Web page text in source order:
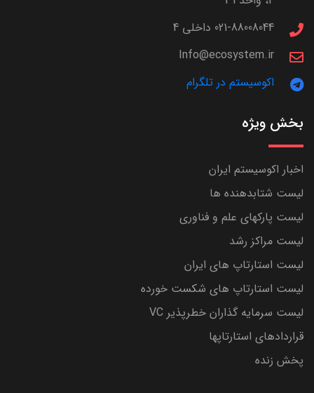
021-88008044 داخلی 4
Info@ecosystem.ir
اکوسیستم در تلگرام
بخش ویژه
اخبار اکوسیستم ایران
لیست شتابدهنده ها
لیست پارکهای علم و فناوری
لیست مراکز رشد
لیست استارتاپ های ایران
لیست استارتاپ های شکست خورده
لیست سرمایه گذاران خطرپذیر VC
قراردادهای استارتاپها
پخش زنده